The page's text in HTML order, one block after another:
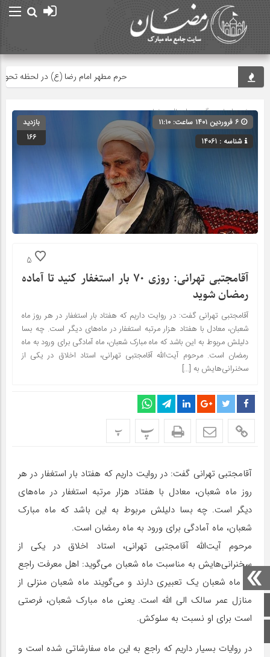
صفحه اصلی
حرم مطهر امام رضا (ع) در لحظه تحویل سال
صفحه اصلی» گروه »اعمال رمضان
شناسه : 14061
بازدید
166
5
آقامجتبی تهرانی: روزی ۷۰ بار استغفار کنید تا آماده
رمضان شوید
آقامجتبی تهرانی گفت: در روایت داریم که هفتاد بار استغفار در هر روز ماه
شعبان، معادل با هفتاد هزار مرتبه استغفار در ماه‌های دیگر است. چه بسا
دلیلش مربوط به این باشد که ماه مبارک شعبان، ماه آمادگی برای ورود به ماه
رمضان است. مرحوم آیت‌الله آقامجتبی تهرانی، استاد اخلاق در یکی از
سخنرانی‌هایش به […]
پ پ
آقامجتبی تهرانی گفت: در روایت داریم که هفتاد بار استغفار در هر
روز ماه شعبان، معادل با هفتاد هزار مرتبه استغفار در ماه‌های
دیگر است. چه بسا دلیلش مربوط به این باشد که ماه مبارک
شعبان، ماه آمادگی برای ورود به ماه رمضان است.
مرحوم آیت‌الله آقامجتبی تهرانی، استاد اخلاق در یکی از
سخنرانی‌هایش به مناسبت ماه شعبان می‌گوید: اهل معرفت راجع
به ماه شعبان یک تعبیری دارند و می‌‎گویند ماه شعبان منزلی‌ از
منازل عمر سالک الی الله است. یعنی ماه مبارک شعبان، فرصتی
است برای او نسبت به سلوکش.
در روایات بسیار داریم که راجع به این ماه سفارشاتی شده است و